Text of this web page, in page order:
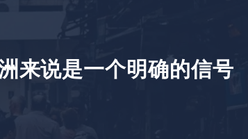
来说是一个明确的信号